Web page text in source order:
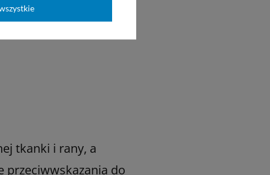
tkanki i rany, a
przeciwwskazania do